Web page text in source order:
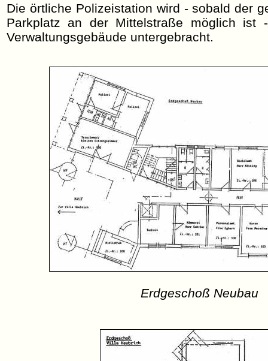
Die örtliche Polizeistation wird - sobald der
Parkplatz an der Mittelstraße möglich ist
Verwaltungsgebäude untergebracht.
Erdgeschoß Neubau